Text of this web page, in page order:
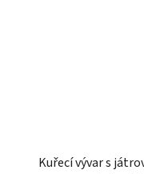
Kuřecí vývar s